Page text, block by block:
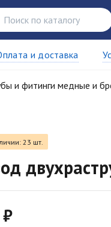
и доставка
и фитинги медные и
23 шт.